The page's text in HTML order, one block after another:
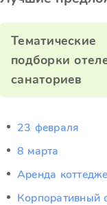
Тематические
подборки
санаториев
23 февраля
8 марта
Аренда
Корпоративный